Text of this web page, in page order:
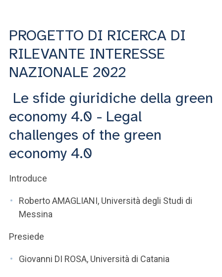
ACCEDI A CLOUDMAIL
PROGETTO DI RICERCA DI
RILEVANTE INTERESSE
NAZIONALE 2022
Le sfide giuridiche della green
economy 4.0 - Legal
challenges of the green
economy 4.0
Introduce
Roberto AMAGLIANI, Università degli Studi di
Messina
Presiede
Giovanni DI ROSA, Università di Catania